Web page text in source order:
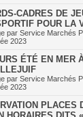
CADRES DE
POUR
par Service Marchés
2023
ÉTÉ EN MER
par Service Marchés
2023
PLACES
HORAIRES DITS